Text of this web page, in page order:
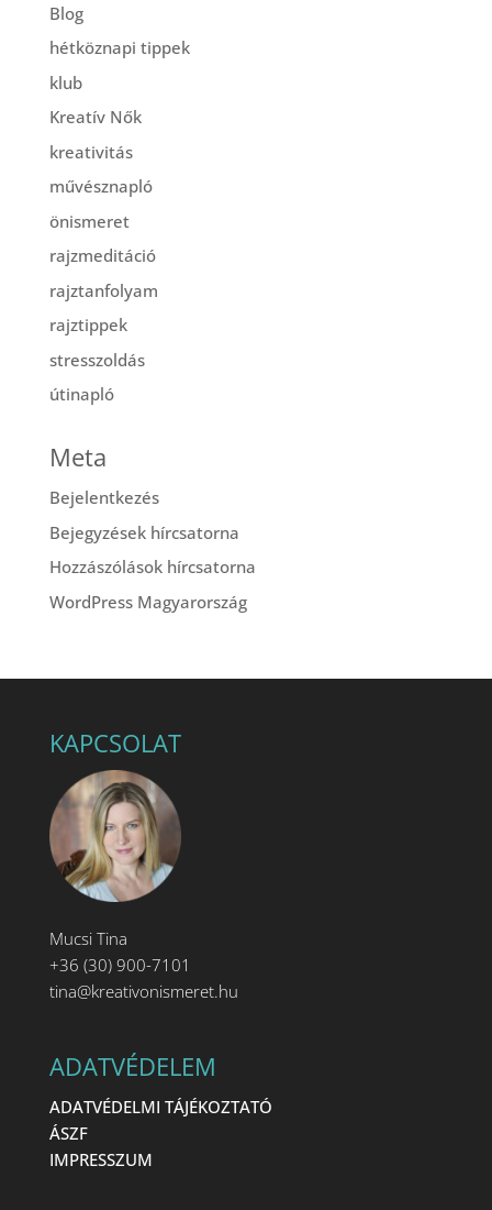
Blog
hétköznapi tippek
klub
Kreatív Nők
kreativitás
művésznapló
önismeret
rajzmeditáció
rajztanfolyam
rajztippek
stresszoldás
útinapló
Meta
Bejelentkezés
Bejegyzések hírcsatorna
Hozzászólások hírcsatorna
WordPress Magyarország
KAPCSOLAT
Mucsi Tina
+36 (30) 900-7101
tina@kreativonismeret.hu
ADATVÉDELEM
ADATVÉDELMI TÁJÉKOZTATÓ
ÁSZF
IMPRESSZUM